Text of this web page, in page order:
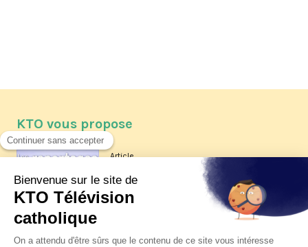
KTO vous propose
Article
Les reportages d'été 2026 de KTO
La visite pastorale du pape Léon
XIV à Assise à suivre sur KTO le